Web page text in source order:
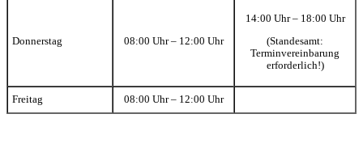
Donnerstag 08:00 Uhr – 12:00 Uhr
14:00 Uhr – 18:00 Uhr
(Standesamt:
Terminvereinbarung
erforderlich!)
Freitag 08:00 Uhr – 12:00 Uhr